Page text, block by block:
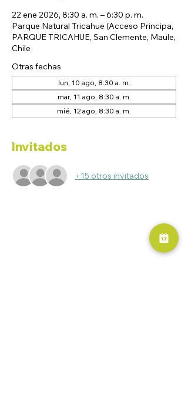
22 ene 2026, 8:30 a. m. – 6:30 p. m.
Parque Natural Tricahue (Acceso Principa,
PARQUE TRICAHUE, San Clemente, Maule,
Chile
Otras fechas
lun, 10 ago, 8:30 a. m.
mar, 11 ago, 8:30 a. m.
mié, 12 ago, 8:30 a. m.
Invitados
+15 otros invitados